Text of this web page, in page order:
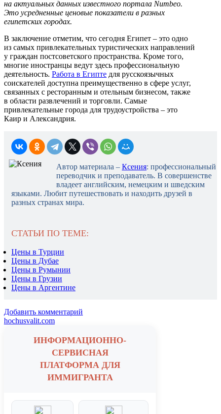
на актуальных данных известного портала Numbeo.
Это усредненные ценовые показатели в разных
египетских городах.
В заключение отметим, что сегодня Египет – это одно
из самых привлекательных туристических направлений
у граждан постсоветского пространства. Кроме того,
многие иностранцы ведут здесь профессиональную
деятельность. Работа в Египте для русскоязычных
соискателей доступна преимущественно в сфере услуг,
связанных с ресторанным и отельным бизнесом, также
в области развлечений и торговли. Самые
привлекательные города для трудоустройства – это
Каир и Александрия.
Автор материала – Ксения: профессиональный
переводчик и преподаватель. В совершенстве
владеет английским, немецким и шведским
языками. Любит путешествовать и находить друзей в
разных странах мира.
СТАТЬИ ПО ТЕМЕ:
Цены в Турции
Цены в Дубае
Цены в Румынии
Цены в Грузии
Цены в Аргентине
Добавить комментарий
hochusvalit.com
ИНФОРМАЦИОННО-
СЕРВИСНАЯ
ПЛАТФОРМА ДЛЯ
ИММИГРАНТА